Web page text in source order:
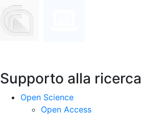
Supporto alla ricerca
Open Science
Open Access